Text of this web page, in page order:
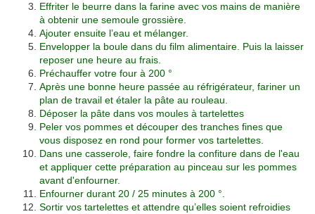
Effriter le beurre dans la farine avec vos mains de manière
à obtenir une semoule grossière.
Ajouter ensuite l’eau et mélanger.
Envelopper la boule dans du film alimentaire. Puis la laisser
reposer une heure au frais.
Préchauffer votre four à 200 °
Après une bonne heure passée au réfrigérateur, fariner un
plan de travail et étaler la pâte au rouleau.
Déposer la pâte dans vos moules à tartelettes
Peler vos pommes et découper des tranches fines que
vous disposez en rond pour former vos tartelettes.
Dans une casserole, faire fondre la confiture dans de l'eau
et appliquer cette préparation au pinceau sur les pommes
avant d'enfourner.
Enfourner durant 20 / 25 minutes à 200 °.
Sortir vos tartelettes et attendre qu’elles soient refroidies